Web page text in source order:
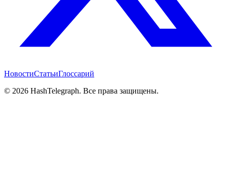
НовостиСтатьиГлоссарий
© 2026 HashTelegraph. Все права защищены.